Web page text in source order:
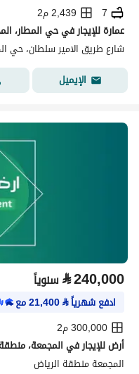
7
2,439 م2
عمارة للإيجار في حي المطار،
شارع طريق الامير سلطان، حي
الإيميل
⃁240,000 سنوياً
ادفع شهرياً⃁
21,400مع
300,000 م2
أرض للإيجار في المجمعة،
المجمعة منطقة الرياض